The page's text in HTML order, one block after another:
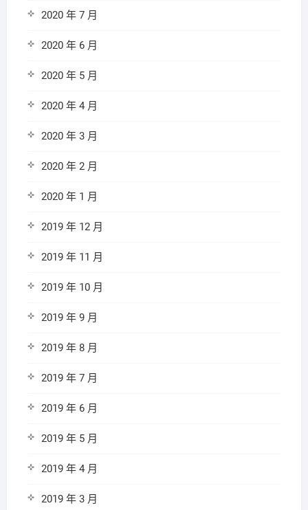
2020 年 7 月
2020 年 6 月
2020 年 5 月
2020 年 4 月
2020 年 3 月
2020 年 2 月
2020 年 1 月
2019 年 12 月
2019 年 11 月
2019 年 10 月
2019 年 9 月
2019 年 8 月
2019 年 7 月
2019 年 6 月
2019 年 5 月
2019 年 4 月
2019 年 3 月